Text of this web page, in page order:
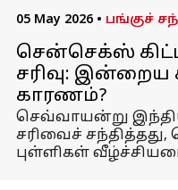
05 May 2026 • பங்குச்
சென்செக்ஸ்
சரிவு: இன்றைய
காரணம்?
செவ்வாயன்று
சரிவைச்
புள்ளிகள்